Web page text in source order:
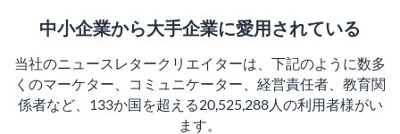
中小企業から大手企業に愛用されている
当社のニュースレタークリエイターは、下記のように数多
くのマーケター、コミュニケーター、経営責任者、教育関
係者など、133か国を超える20,525,288人の利用者様がい
ます。